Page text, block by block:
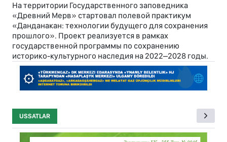
На территории Государственного заповедника
«Древний Мерв» стартовал полевой практикум
«Данданакан: технологии будущего для сохранения
прошлого». Проект реализуется в рамках
государственной программы по сохранению
историко-культурного наследия на 2022–2028 годы.
USSATLAR